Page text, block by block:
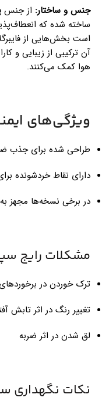
جنس و ساختار: از جنس
ساخته شده که
است بخش‌هایی از
آن ترکیبی از زیبایی و
هوا کمک می‌کنند.
ویژگی‌های
طراحی شده برای جذب
دارای نقاط خردشونده
در برخی نسخه‌ها مجهز به
مشکلات رایج
ترک خوردن در
تغییر رنگ در اثر تابش
لق شدن در اثر ضربه
نکات نگهداری